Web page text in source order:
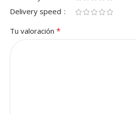
Delivery speed
Tu valoración *